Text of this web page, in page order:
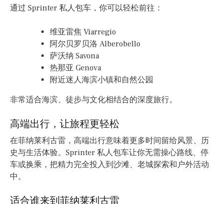
通过 Sprinter 私人包车，你可以轻松前往：
维亚雷焦 Viarregio
阿尔贝罗贝洛 Alberobello
萨沃纳 Savona
热那亚 Genova
附近迷人海滨小镇和自然公园
非常适合海滨、徒步与文化相结合的深度旅行。
高端出行，让旅程更轻松
在菲纳莱利古雷，高端出行意味着更多时间留给风景、历
史与生活体验。Sprinter 私人包车让你无需操心路线、停
车或换乘，把精力完全投入到沙滩、老城探索和户外活动
中。
适合谁来到菲纳莱利古雷